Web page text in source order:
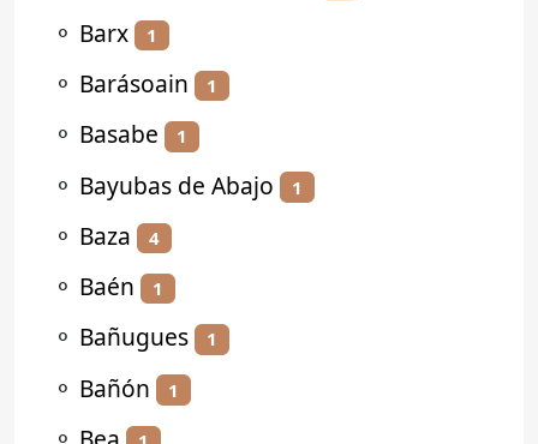
⚬ Barx 1
⚬ Barásoain 1
⚬ Basabe 1
⚬ Bayubas de Abajo 1
⚬ Baza 4
⚬ Baén 1
⚬ Bañugues 1
⚬ Bañón 1